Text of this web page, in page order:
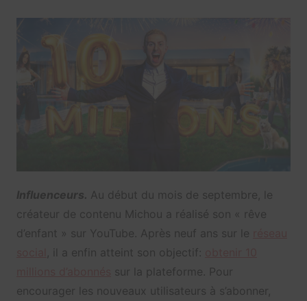
Influenceurs. Au début du mois de septembre, le
créateur de contenu Michou a réalisé son « rêve
d’enfant » sur YouTube. Après neuf ans sur le
, il a enfin atteint son objectif:
sur la plateforme. Pour
encourager les nouveaux utilisateurs à s’abonner,